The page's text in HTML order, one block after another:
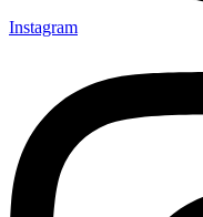
Instagram